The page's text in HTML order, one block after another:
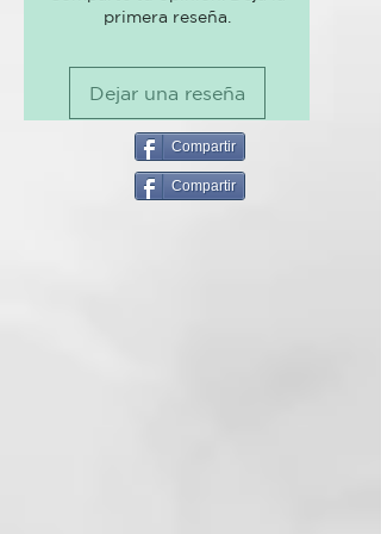
La crema desodorante
antitranspirante 2 en 1 te
cualquier olor desagradable. No
sólo disimula el olor, sino que
también neutraliza el origen.
Gracias al aceite de salvia, tiene
Parfum, Zinc Ricinoleate,
Officinalis Oil, Aqua, Propanediol,
Helianthus Annuus Seed Oil,
Tocopherol, Limonene, Linalool,
Citronellol, Citral, Benzyl
primera reseña.
Dejar una reseña
Compartir
Compartir